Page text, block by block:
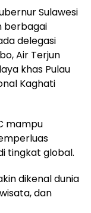
Sulawesi
berbagai
delegasi
Air Terjun
khas Pulau
Kaghati
mampu
tingkat global.
dikenal dunia
dan